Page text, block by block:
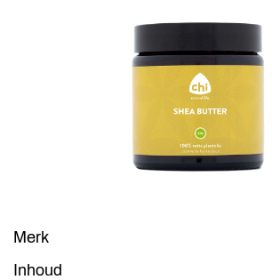
Merk
Inhoud